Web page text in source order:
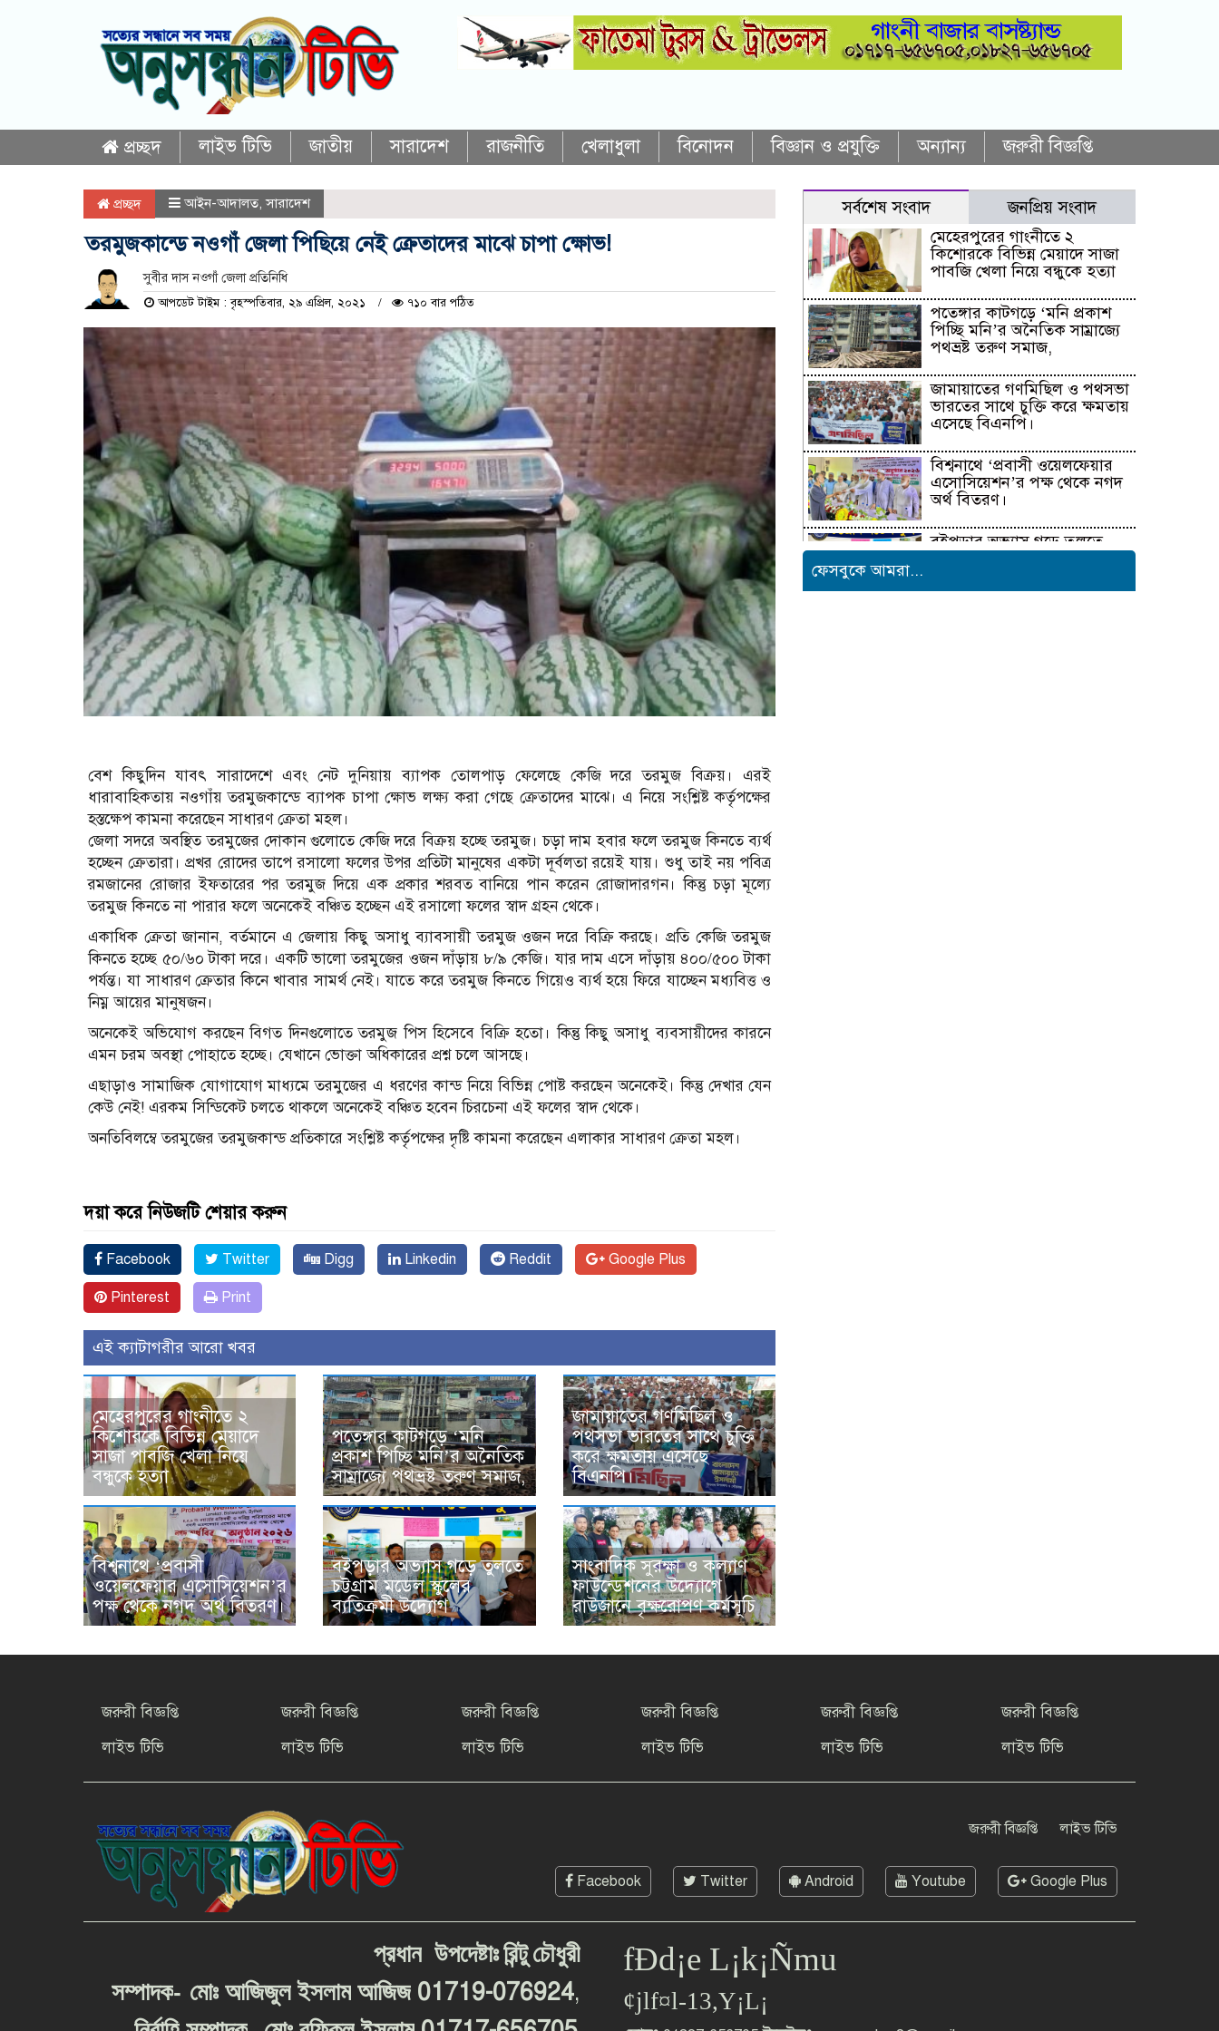
প্রচ্ছদ লাইভ টিভি জাতীয় সারাদেশ রাজনীতি খেলাধুলা বিনোদন বিজ্ঞান ও প্রযুক্তি অন্যান্য জরুরী বিজ্ঞপ্তি
প্রচ্ছদ আইন-আদালত,সারাদেশ
তরমুজকান্ডে নওগাঁ জেলা পিছিয়ে নেই ক্রেতাদের মাঝে চাপা ক্ষোভ!
সুবীর দাস নওগাঁ জেলা প্রতিনিধি
আপডেট টাইম : বৃহস্পতিবার, ২৯ এপ্রিল, ২০২১ ৭১০ বার পঠিত
বেশ কিছুদিন যাবৎ সারাদেশে এবং নেট দুনিয়ায় ব্যাপক তোলপাড় ফেলেছে কেজি দরে তরমুজ বিক্রয়। এরই
ধারাবাহিকতায় নওগাঁয় তরমুজকান্ডে ব্যাপক চাপা ক্ষোভ লক্ষ্য করা গেছে ক্রেতাদের মাঝে। এ নিয়ে সংশ্লিষ্ট কর্তৃপক্ষের
হস্তক্ষেপ কামনা করেছেন সাধারণ ক্রেতা মহল।
জেলা সদরে অবস্থিত তরমুজের দোকান গুলোতে কেজি দরে বিক্রয় হচ্ছে তরমুজ। চড়া দাম হবার ফলে তরমুজ কিনতে ব্যর্থ
হচ্ছেন ক্রেতারা। প্রখর রোদের তাপে রসালো ফলের উপর প্রতিটা মানুষের একটা দূর্বলতা রয়েই যায়। শুধু তাই নয় পবিত্র
রমজানের রোজার ইফতারের পর তরমুজ দিয়ে এক প্রকার শরবত বানিয়ে পান করেন রোজাদারগন। কিন্তু চড়া মূল্যে
তরমুজ কিনতে না পারার ফলে অনেকেই বঞ্চিত হচ্ছেন এই রসালো ফলের স্বাদ গ্রহন থেকে।
একাধিক ক্রেতা জানান, বর্তমানে এ জেলায় কিছু অসাধু ব্যাবসায়ী তরমুজ ওজন দরে বিক্রি করছে। প্রতি কেজি তরমুজ
কিনতে হচ্ছে ৫০/৬০ টাকা দরে। একটি ভালো তরমুজের ওজন দাঁড়ায় ৮/৯ কেজি। যার দাম এসে দাঁড়ায় ৪০০/৫০০ টাকা
পর্যন্ত। যা সাধারণ ক্রেতার কিনে খাবার সামর্থ নেই। যাতে করে তরমুজ কিনতে গিয়েও ব্যর্থ হয়ে ফিরে যাচ্ছেন মধ্যবিত্ত ও
নিম্ন আয়ের মানুষজন।
অনেকেই অভিযোগ করছেন বিগত দিনগুলোতে তরমুজ পিস হিসেবে বিক্রি হতো। কিন্তু কিছু অসাধু ব্যবসায়ীদের কারনে
এমন চরম অবস্থা পোহাতে হচ্ছে। যেখানে ভোক্তা অধিকারের প্রশ্ন চলে আসছে।
এছাড়াও সামাজিক যোগাযোগ মাধ্যমে তরমুজের এ ধরণের কান্ড নিয়ে বিভিন্ন পোষ্ট করছেন অনেকেই। কিন্তু দেখার যেন
কেউ নেই! এরকম সিন্ডিকেট চলতে থাকলে অনেকেই বঞ্চিত হবেন চিরচেনা এই ফলের স্বাদ থেকে।
অনতিবিলম্বে তরমুজের তরমুজকান্ড প্রতিকারে সংশ্লিষ্ট কর্তৃপক্ষের দৃষ্টি কামনা করেছেন এলাকার সাধারণ ক্রেতা মহল।
দয়া করে নিউজটি শেয়ার করুন
Facebook Twitter Digg Linkedin Reddit Google Plus
Pinterest Print
এই ক্যাটাগরীর আরো খবর
মেহেরপুরের গাংনীতে ২
কিশোরকে বিভিন্ন মেয়াদে
সাজা পাবজি খেলা নিয়ে
বন্ধুকে হত্যা
পতেঙ্গার কাটগড়ে ‘মনি
প্রকাশ পিচ্ছি মনি’র অনৈতিক
সাম্রাজ্যে পথভ্রষ্ট তরুণ সমাজ,
জামায়াতের গণমিছিল ও
পথসভা ভারতের সাথে চুক্তি
করে ক্ষমতায় এসেছে
বিএনপি।
বিশ্বনাথে ‘প্রবাসী
ওয়েলফেয়ার এসোসিয়েশন’র
পক্ষ থেকে নগদ অর্থ বিতরণ।
বইপড়ার অভ্যাস গড়ে তুলতে
চট্টগ্রাম মডেল স্কুলের
ব্যতিক্রমী উদ্যোগ
সাংবাদিক সুরক্ষা ও কল্যাণ
ফাউন্ডেশনের উদ্যোগে
রাউজানে বৃক্ষরোপণ কর্মসূচি
সর্বশেষ সংবাদ জনপ্রিয় সংবাদ
মেহেরপুরের গাংনীতে ২
কিশোরকে বিভিন্ন মেয়াদে সাজা
পাবজি খেলা নিয়ে বন্ধুকে হত্যা
পতেঙ্গার কাটগড়ে ‘মনি প্রকাশ
পিচ্ছি মনি’র অনৈতিক সাম্রাজ্যে
পথভ্রষ্ট তরুণ সমাজ,
জামায়াতের গণমিছিল ও পথসভা
ভারতের সাথে চুক্তি করে ক্ষমতায়
এসেছে বিএনপি।
বিশ্বনাথে ‘প্রবাসী ওয়েলফেয়ার
এসোসিয়েশন’র পক্ষ থেকে নগদ
অর্থ বিতরণ।
বইপড়ার অভ্যাস গড়ে তুলতে
ফেসবুকে আমরা...
জরুরী বিজ্ঞপ্তি
লাইভ টিভি
জরুরী বিজ্ঞপ্তি
লাইভ টিভি
জরুরী বিজ্ঞপ্তি
লাইভ টিভি
জরুরী বিজ্ঞপ্তি
লাইভ টিভি
জরুরী বিজ্ঞপ্তি
লাইভ টিভি
জরুরী বিজ্ঞপ্তি
লাইভ টিভি
জরুরী বিজ্ঞপ্তি লাইভ টিভি
Facebook Twitter Android Youtube Google Plus
প্রধান উপদেষ্টাঃরিন্টু চৌধুরী
সম্পাদক- মোঃ আজিজুল ইসলাম আজিজ 01719-076924,
fÐd¡e L¡k¡Ñmu
¢jlf¤l-13,Y¡L¡